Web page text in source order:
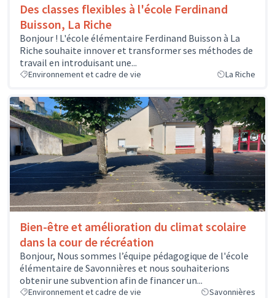
Des classes flexibles à l'école Ferdinand
Buisson, La Riche
Bonjour ! L'école élémentaire Ferdinand Buisson à La
Riche souhaite innover et transformer ses méthodes de
travail en introduisant une...
Environnement et cadre de vie La Riche
Bien-être et amélioration du climat scolaire
dans la cour de récréation
Bonjour, Nous sommes l’équipe pédagogique de l'école
élémentaire de Savonnières et nous souhaiterions
obtenir une subvention afin de financer un...
Environnement et cadre de vie Savonnières